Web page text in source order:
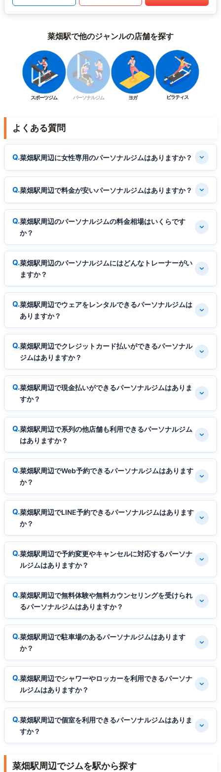
菜畑駅で他のジャンルの店舗を探す
スポーツジム パーソナルジム ヨガ ピラティス
よくある質問
菜畑駅周辺に女性専用のパーソナルジムはありますか？
菜畑駅周辺で料金が安いパーソナルジムはありますか？
菜畑駅周辺のパーソナルジムの料金相場はいくらです
か？
菜畑駅周辺のパーソナルジムにはどんなトレーナーがい
ますか？
菜畑駅周辺でウェアをレンタルできるパーソナルジムは
ありますか？
菜畑駅周辺でクレジットカード払いができるパーソナル
ジムはありますか？
菜畑駅周辺で現金払いができるパーソナルジムはありま
すか？
菜畑駅周辺で系列の他店舗も利用できるパーソナルジム
はありますか？
菜畑駅周辺でWeb予約できるパーソナルジムはあります
か？
菜畑駅周辺でLINE予約できるパーソナルジムはあります
か？
菜畑駅周辺で予約変更やキャンセルに対応するパーソナ
ルジムはありますか？
菜畑駅周辺で無料体験や無料カウンセリングを受けられ
るパーソナルジムはありますか？
菜畑駅周辺で駐車場のあるパーソナルジムはあります
か？
菜畑駅周辺でシャワーやロッカーを利用できるパーソナ
ルジムはありますか？
菜畑駅周辺で個室を利用できるパーソナルジムはありま
すか？
菜畑駅周辺でジムを駅から探す